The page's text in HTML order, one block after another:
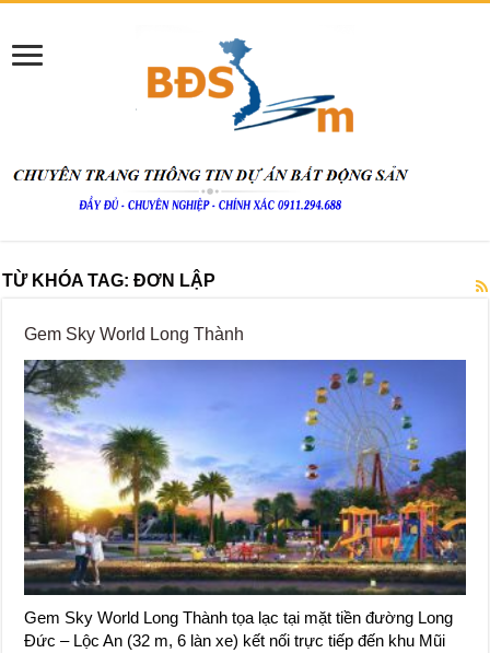
TỪ KHÓA TAG:ĐƠN LẬP
Gem Sky World Long Thành
Gem Sky World Long Thành tọa lạc tại mặt tiền đường Long
Đức – Lộc An (32 m, 6 làn xe) kết nối trực tiếp đến khu Mũi